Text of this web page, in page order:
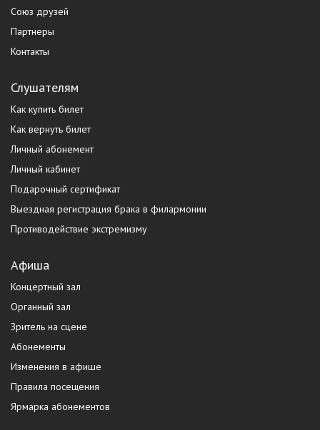
Союз друзей
Партнеры
Контакты
Слушателям
Как купить билет
Как вернуть билет
Личный абонемент
Личный кабинет
Подарочный сертификат
Выездная регистрация брака в филармонии
Противодействие экстремизму
Афиша
Концертный зал
Органный зал
Зритель на сцене
Абонементы
Изменения в афише
Правила посещения
Ярмарка абонементов